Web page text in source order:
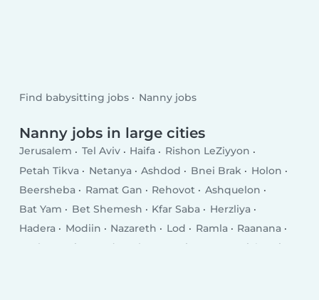
Find babysitting jobs Nanny jobs
Nanny jobs in large cities
Jerusalem Tel Aviv Haifa
Rishon LeZiyyon
Petah Tikva
Netanya Ashdod Bnei Brak
Holon
Beersheba
Ramat Gan Rehovot
Ashquelon
Bat Yam
Bet Shemesh Kfar Saba
Herzliya
Hadera
Modiin Nazareth Lod Ramla
Raanana
Rosh HaAyin
Hod HaSharon Kiryat Gat
Giv‘atayim